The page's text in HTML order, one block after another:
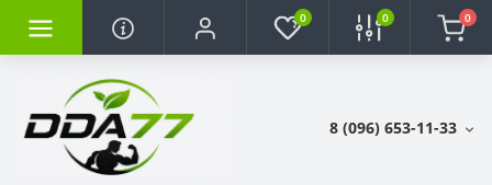
0 0 0
8 (096) 653-11-33